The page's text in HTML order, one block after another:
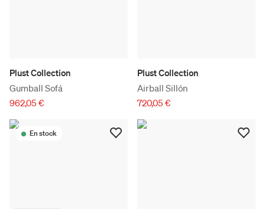
Plust Collection
Gumball Sofá
962,05 €
Plust Collection
Airball Sillón
720,05 €
En stock